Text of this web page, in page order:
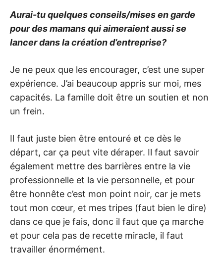
Aurai-tu quelques conseils/mises en garde
pour des mamans qui aimeraient aussi se
lancer dans la création d’entreprise?
Je ne peux que les encourager, c’est une super
expérience. J’ai beaucoup appris sur moi, mes
capacités. La famille doit être un soutien et non
un frein.
Il faut juste bien être entouré et ce dès le
départ, car ça peut vite déraper. Il faut savoir
également mettre des barrières entre la vie
professionnelle et la vie personnelle, et pour
être honnête c’est mon point noir, car je mets
tout mon cœur, et mes tripes (faut bien le dire)
dans ce que je fais, donc il faut que ça marche
et pour cela pas de recette miracle, il faut
travailler énormément.